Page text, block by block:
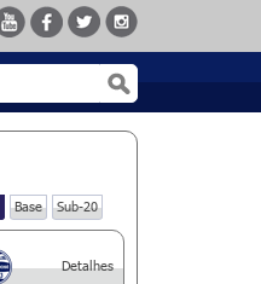
Base Sub-20
Detalhes